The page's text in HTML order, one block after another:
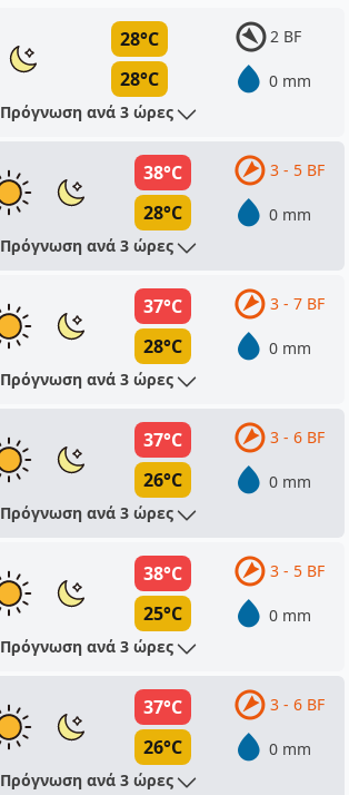
28°C
28°C
2 BF
0 mm
Πρόγνωση ανά 3 ώρες
38°C
28°C
3 - 5 BF
0 mm
Πρόγνωση ανά 3 ώρες
37°C
28°C
3 - 7 BF
0 mm
Πρόγνωση ανά 3 ώρες
37°C
26°C
3 - 6 BF
0 mm
Πρόγνωση ανά 3 ώρες
38°C
25°C
3 - 5 BF
0 mm
Πρόγνωση ανά 3 ώρες
37°C
26°C
3 - 6 BF
0 mm
Πρόγνωση ανά 3 ώρες